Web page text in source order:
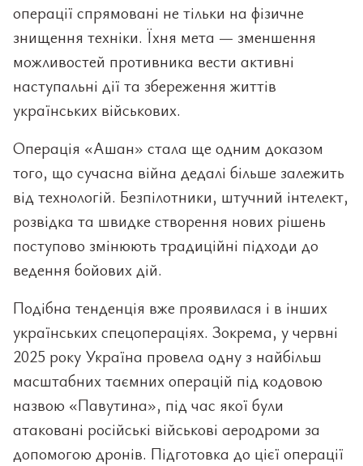
операції спрямовані не тільки на фізичне
знищення техніки. Їхня мета — зменшення
можливостей противника вести активні
наступальні дії та збереження життів
українських військових.
Операція «Ашан» стала ще одним доказом
того, що сучасна війна дедалі більше залежить
від технологій. Безпілотники, штучний інтелект,
розвідка та швидке створення нових рішень
поступово змінюють традиційні підходи до
ведення бойових дій.
Подібна тенденція вже проявилася і в інших
українських спецопераціях. Зокрема, у червні
2025 року Україна провела одну з найбільш
масштабних таємних операцій під кодовою
назвою «Павутина», під час якої були
атаковані російські військові аеродроми за
допомогою дронів. Підготовка до цієї операції